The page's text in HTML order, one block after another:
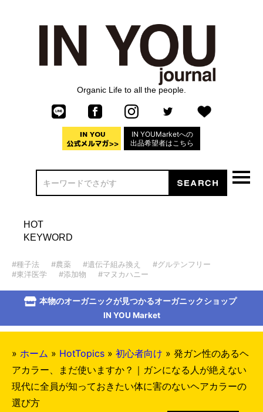
Organic Life to all the people.
IN YOUMarketへの
出品希望者はこちら
HOT
KEYWORD
#種子法 #農薬 #遺伝子組み換え
#グルテンフリー
#東洋医学
#添加物 #マヌカハニー
本物のオーガニックが見つかるオーガニックショップ
IN YOU Market
» ホーム » HotTopics » 初心者向け » 発ガン性のあるヘ
アカラー、まだ使いますか？｜ガンになる人が絶えない
現代に全員が知っておきたい体に害のないヘアカラーの
選び方